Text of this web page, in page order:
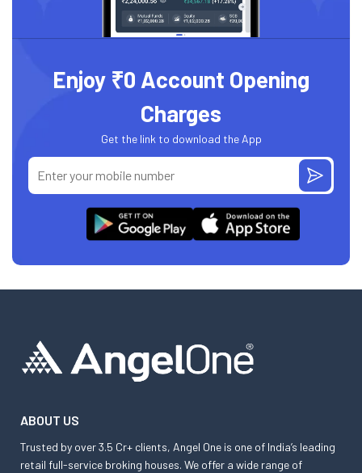
Enjoy ₹0 Account Opening
Charges
Get the link to download the App
ABOUT US
Trusted by over 3.5 Cr+ clients, Angel One is one of India’s leading
retail full-service broking houses. We offer a wide range of